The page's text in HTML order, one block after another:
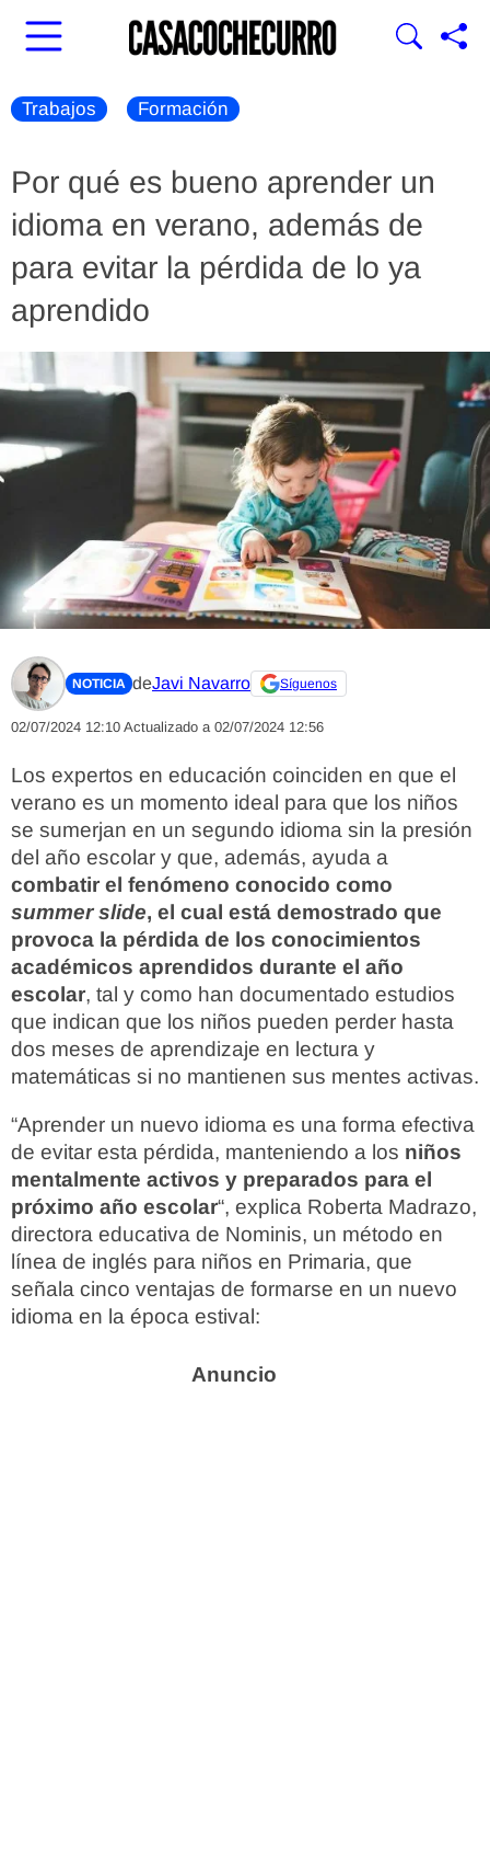
Trabajos Formación
Por qué es bueno aprender un
idioma en verano, además de
para evitar la pérdida de lo ya
aprendido
NOTICIA deJavi Navarro Síguenos
02/07/2024 12:10 Actualizado a 02/07/2024 12:56
Los expertos en educación coinciden en que el
verano es un momento ideal para que los niños
se sumerjan en un segundo idioma sin la presión
del año escolar y que, además, ayuda a
combatir el fenómeno conocido como
summer slide, el cual está demostrado que
provoca la pérdida de los conocimientos
académicos aprendidos durante el año
escolar, tal y como han documentado estudios
que indican que los niños pueden perder hasta
dos meses de aprendizaje en lectura y
matemáticas si no mantienen sus mentes activas.
“Aprender un nuevo idioma es una forma efectiva
de evitar esta pérdida, manteniendo a los niños
mentalmente activos y preparados para el
próximo año escolar“, explica Roberta Madrazo,
directora educativa de Nominis, un método en
línea de inglés para niños en Primaria, que
señala cinco ventajas de formarse en un nuevo
idioma en la época estival: